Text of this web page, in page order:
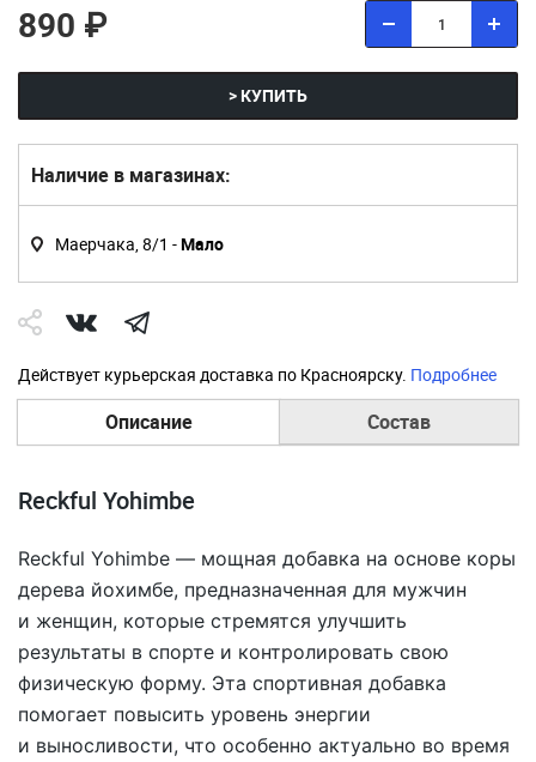
890 ₽
> КУПИТЬ
Наличие в магазинах:
Маерчака, 8/1 -Мало
Действует курьерская доставка по Красноярску. Подробнее
Описание Состав
Reckful Yohimbe
Reckful Yohimbe — мощная добавка на основе коры
дерева йохимбе, предназначенная для мужчин
и женщин, которые стремятся улучшить
результаты в спорте и контролировать свою
физическую форму. Эта спортивная добавка
помогает повысить уровень энергии
и выносливости, что особенно актуально во время